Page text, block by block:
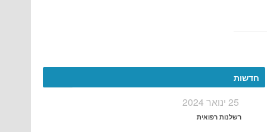
חדשות
25 ינואר 2024
רשלנות רפואית